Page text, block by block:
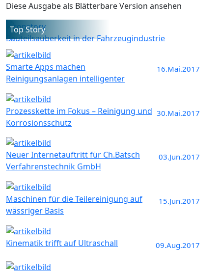
Diese Ausgabe als Blätterbare Version ansehen
Top Story
Bauteilsauberkeit in der Fahrzeugindustrie
16.Mai.2017
Smarte Apps machen
Reinigungsanlagen intelligenter
30.Mai.2017
Prozesskette im Fokus – Reinigung und
Korrosionsschutz
03.Jun.2017
Neuer Internetauftritt für Ch.Batsch
Verfahrenstechnik GmbH
15.Jun.2017
Maschinen für die Teilereinigung auf
wässriger Basis
09.Aug.2017
Kinematik trifft auf Ultraschall